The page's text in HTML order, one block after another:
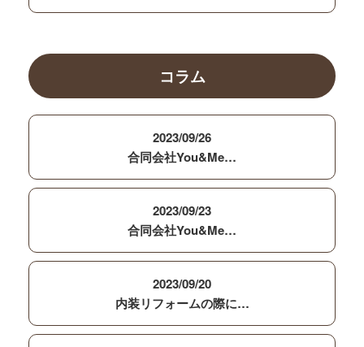
コラム
2023/09/26
合同会社You&Me…
2023/09/23
合同会社You&Me…
2023/09/20
内装リフォームの際に…